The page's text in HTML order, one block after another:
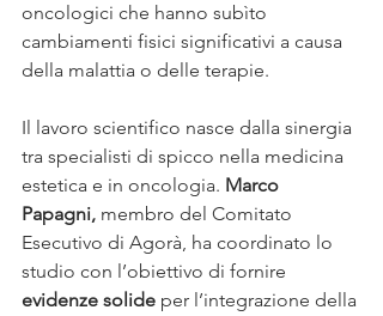
oncologici che hanno subìto
cambiamenti fisici significativi a causa
della malattia o delle terapie.
Il lavoro scientifico nasce dalla sinergia
tra specialisti di spicco nella medicina
estetica e in oncologia. Marco
Papagni, membro del Comitato
Esecutivo di Agorà, ha coordinato lo
studio con l’obiettivo di fornire
evidenze solide per l’integrazione della